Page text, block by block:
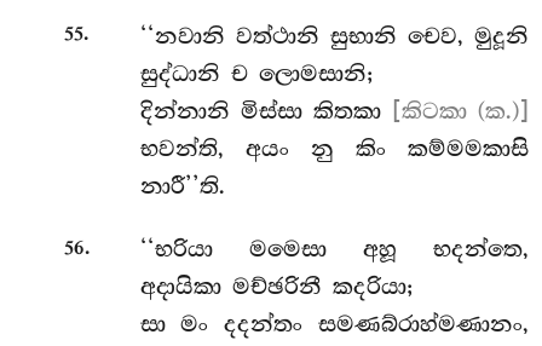
55.
‘‘නවානි වත්ථානි සුභානි චෙව, මුදූනි
සුද්ධානි ච ලොමසානි;
දින්නානි මිස්සා කිතකා
[කිටකා (ක.)]
භවන්ති, අයං නු කිං කම්මමකාසි
නාරී’’ති.
56.
‘‘භරියා මමෙසා අහූ භදන්තෙ,
අදායිකා මච්ඡරිනී කදරියා;
සා මං දදන්තං සමණබ්රාහ්මණානං,